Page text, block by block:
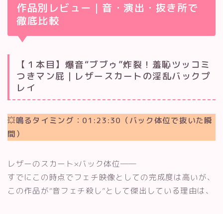
作品別レビュー｜音・演出・抜き所で
徹底比較
【１本目】爆音“ブブゥ”炸裂！羞恥ツッコミ
つきマン屁｜レザースカートの淫乱バックプ
レイ
💥鳴るタイミング：01:23:30（バック体位で抜いた瞬
間）
レザーのスカート×バック体位──
すでにこの時点でフェチ映像としての完成度は高いが、
この作品が“音フェチ殺し”として傑出している理由は、